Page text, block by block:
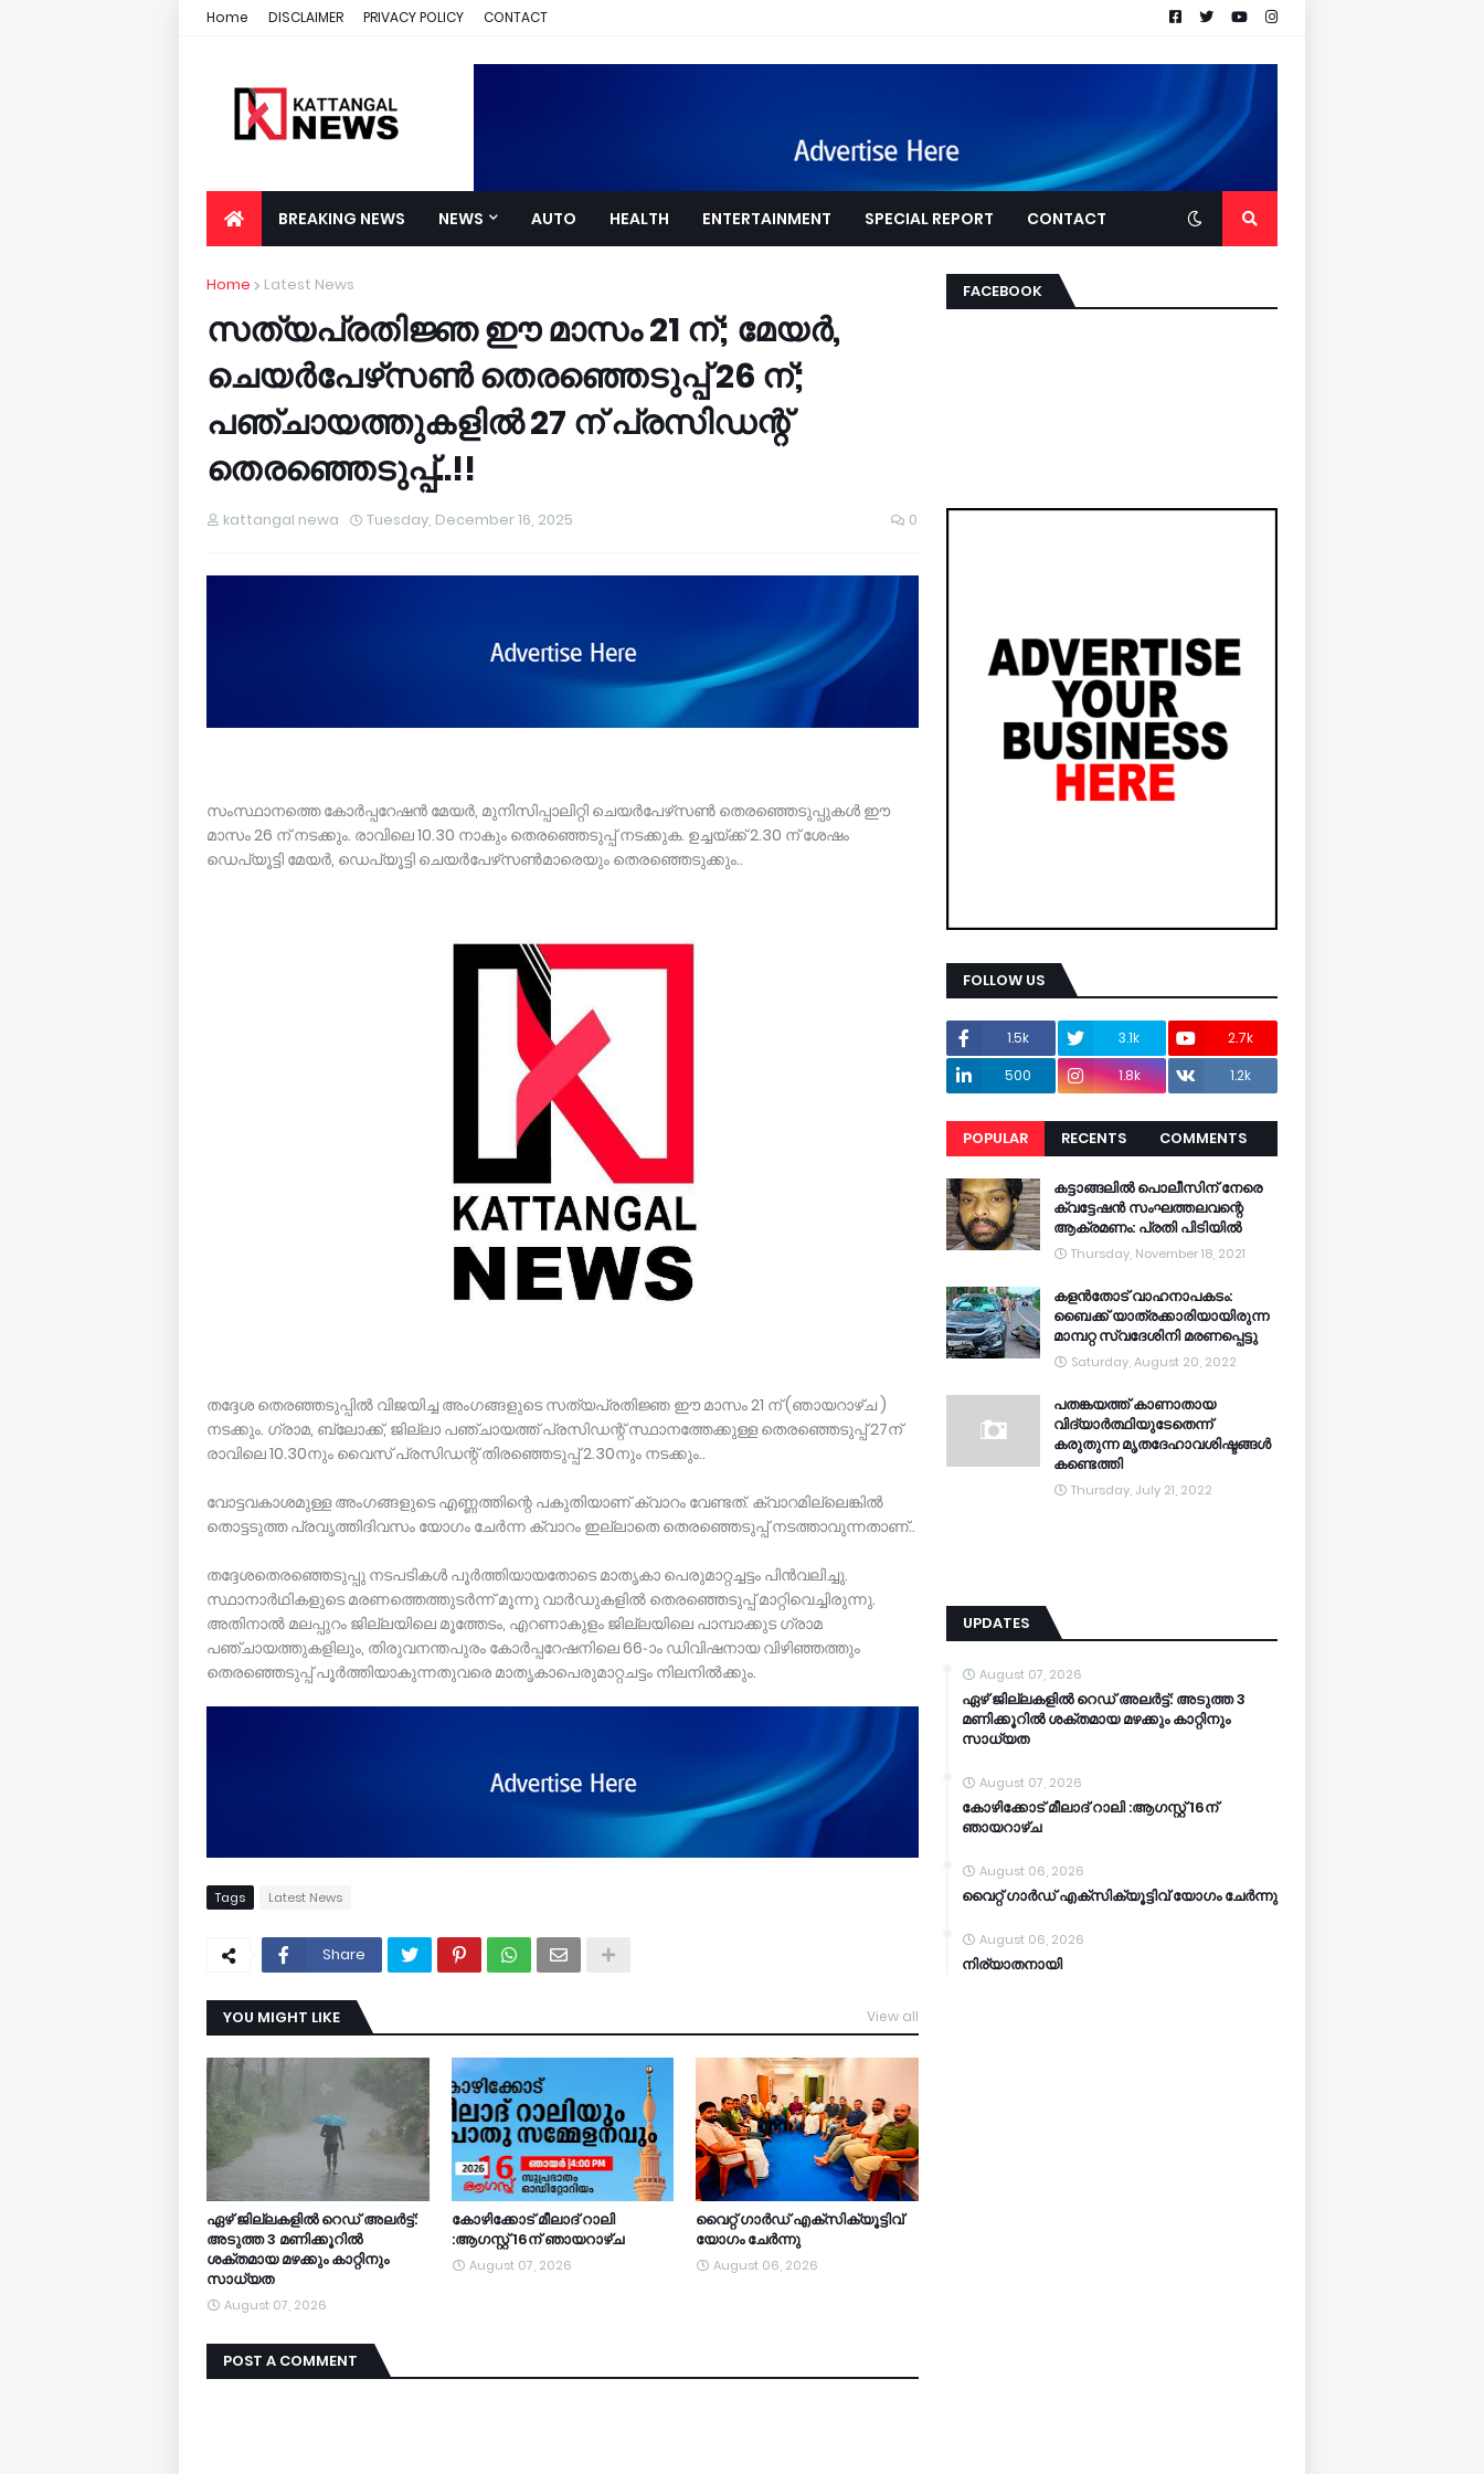
Home DISCLAIMER PRIVACY POLICY CONTACT
BREAKING NEWS NEWS AUTO HEALTH ENTERTAINMENT SPECIAL REPORT CONTACT
Home Latest News
സത്യപ്രതിജ്ഞ ഈ മാസം 21 ന്; മേയര്‍,
ചെയര്‍പേഴ്‌സണ്‍ തെരഞ്ഞെടുപ്പ് 26 ന്;
പഞ്ചായത്തുകളില്‍ 27 ന് പ്രസിഡന്റ്
തെരഞ്ഞെടുപ്പ്..!!
kattangal newa Tuesday, December 16, 2025 0
സംസ്ഥാനത്തെ കോര്‍പ്പറേഷന്‍ മേയര്‍, മുനിസിപ്പാലിറ്റി ചെയര്‍പേഴ്‌സണ്‍ തെരഞ്ഞെടുപ്പുകള്‍ ഈ
മാസം 26 ന് നടക്കും. രാവിലെ 10.30 നാകും തെരഞ്ഞെടുപ്പ് നടക്കുക. ഉച്ചയ്ക്ക് 2.30 ന് ശേഷം
ഡെപ്യൂട്ടി മേയര്‍, ഡെപ്യൂട്ടി ചെയര്‍പേഴ്‌സണ്‍മാരെയും തെരഞ്ഞെടുക്കും..
തദ്ദേശ തെരഞ്ഞടുപ്പില്‍ വിജയിച്ച അംഗങ്ങളുടെ സത്യപ്രതിജ്ഞ ഈ മാസം 21 ന് (ഞായറാഴ്ച )
നടക്കും. ഗ്രാമ, ബ്ലോക്ക്, ജില്ലാ പഞ്ചായത്ത് പ്രസിഡന്റ് സ്ഥാനത്തേക്കുള്ള തെരഞ്ഞെടുപ്പ് 27ന്
രാവിലെ 10.30നും വൈസ് പ്രസിഡന്റ് തിരഞ്ഞെടുപ്പ് 2.30നും നടക്കും..
വോട്ടവകാശമുള്ള അംഗങ്ങളുടെ എണ്ണത്തിന്റെ പകുതിയാണ് ക്വാറം വേണ്ടത്. ക്വാറമില്ലെങ്കില്‍
തൊട്ടടുത്ത പ്രവൃത്തിദിവസം യോഗം ചേര്‍ന്ന ക്വാറം ഇല്ലാതെ തെരഞ്ഞെടുപ്പ് നടത്താവുന്നതാണ്..
തദ്ദേശതെരഞ്ഞെടുപ്പു നടപടികൾ പൂർത്തിയായതോടെ മാതൃകാ പെരുമാറ്റച്ചട്ടം പിന്‍വലിച്ചു.
സ്ഥാനാർഥികളുടെ മരണത്തെത്തുടർന്ന് മൂന്നു വാർഡുകളിൽ തെരഞ്ഞെടുപ്പ് മാറ്റിവെച്ചിരുന്നു.
അതിനാല്‍ മലപ്പുറം ജില്ലയിലെ മൂത്തേടം, എറണാകുളം ജില്ലയിലെ പാമ്പാക്കുട ഗ്രാമ
പഞ്ചായത്തുകളിലും, തിരുവനന്തപുരം കോര്‍പ്പറേഷനിലെ 66-ാം ഡിവിഷനായ വിഴിഞ്ഞത്തും
തെരഞ്ഞെടുപ്പ് പൂര്‍ത്തിയാകുന്നതുവരെ മാതൃകാപെരുമാറ്റചട്ടം നിലനില്‍ക്കും.
Tags Latest News
Share
YOU MIGHT LIKE View all
ഏഴ് ജില്ലകളില്‍ റെഡ് അലര്‍ട്ട്:
അടുത്ത 3 മണിക്കൂറിൽ
ശക്തമായ മഴക്കും കാറ്റിനും
സാധ്യത
August 07, 2026
കോഴിക്കോട് മീലാദ് റാലി
:ആഗസ്റ്റ് 16ന് ഞായറാഴ്ച
August 07, 2026
വൈറ്റ് ഗാർഡ് എക്സിക്യൂട്ടിവ്
യോഗം ചേർന്നു
August 06, 2026
POST A COMMENT
FACEBOOK
FOLLOW US
1.5k 3.1k
2.7k
500
1.8k 1.2k
POPULAR RECENTS
COMMENTS
RECENTS
കട്ടാങ്ങലിൽ പൊലീസിന് നേരെ
ക്വട്ടേഷൻ സംഘത്തലവന്റെ
ആക്രമണം: പ്രതി പിടിയിൽ
Thursday, November 18, 2021
കളൻതോട് വാഹനാപകടം:
ബൈക്ക് യാത്രക്കാരിയായിരുന്ന
മാമ്പറ്റ സ്വദേശിനി മരണപ്പെട്ടു
Saturday, August 20, 2022
പതങ്കയത്ത് കാണാതായ
വിദ്യാർത്ഥിയുടേതെന്ന്
കരുതുന്ന മൃതദേഹാവശിഷ്ടങ്ങൾ
കണ്ടെത്തി
Thursday, July 21, 2022
UPDATES
August 07, 2026
ഏഴ് ജില്ലകളില്‍ റെഡ് അലര്‍ട്ട്: അടുത്ത 3
മണിക്കൂറിൽ ശക്തമായ മഴക്കും കാറ്റിനും
സാധ്യത
August 07, 2026
കോഴിക്കോട് മീലാദ് റാലി :ആഗസ്റ്റ് 16ന്
ഞായറാഴ്ച
August 06, 2026
വൈറ്റ് ഗാർഡ് എക്സിക്യൂട്ടിവ് യോഗം ചേർന്നു
August 06, 2026
നിര്യാതനായി